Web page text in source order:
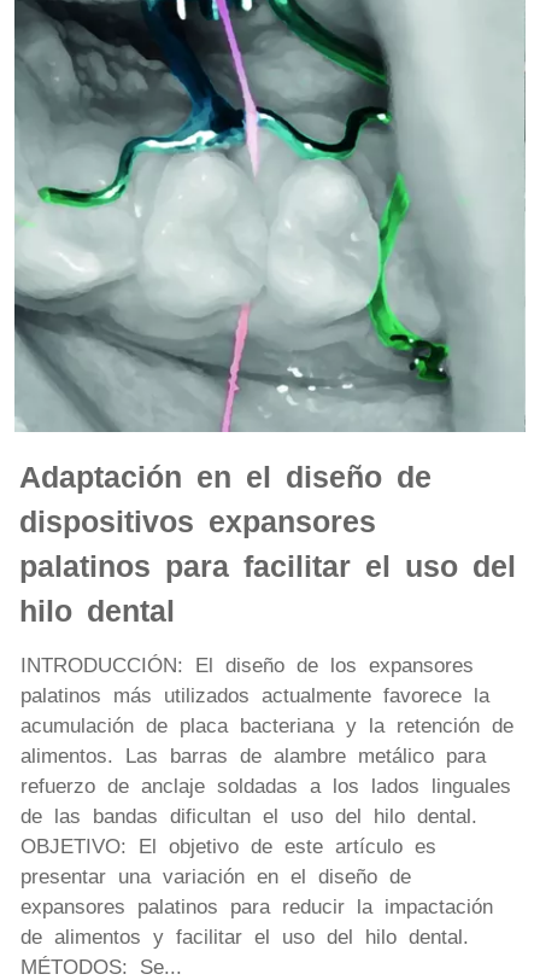
Adaptación en el diseño de
dispositivos expansores
palatinos para facilitar el uso del
hilo dental
INTRODUCCIÓN: El diseño de los expansores
palatinos más utilizados actualmente favorece la
acumulación de placa bacteriana y la retención de
alimentos. Las barras de alambre metálico para
refuerzo de anclaje soldadas a los lados linguales
de las bandas dificultan el uso del hilo dental.
OBJETIVO: El objetivo de este artículo es
presentar una variación en el diseño de
expansores palatinos para reducir la impactación
de alimentos y facilitar el uso del hilo dental.
MÉTODOS: Se...